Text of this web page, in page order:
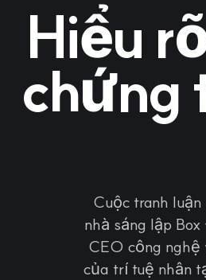
Hiểu
chứng
Cuộc tranh
nhà sáng lập
CEO công
của trí tuệ nhân